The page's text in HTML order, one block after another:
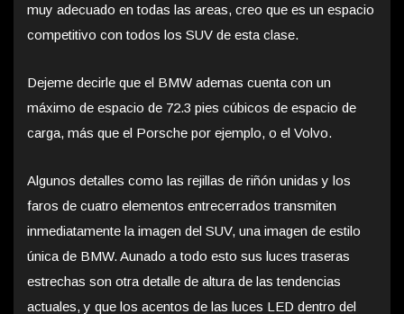
muy adecuado en todas las areas, creo que es un espacio
competitivo con todos los SUV de esta clase.
Dejeme decirle que el BMW ademas cuenta con un
máximo de espacio de 72.3 pies cúbicos de espacio de
carga, más que el Porsche por ejemplo, o el Volvo.
Algunos detalles como las rejillas de riñón unidas y los
faros de cuatro elementos entrecerrados transmiten
inmediatamente la imagen del SUV, una imagen de estilo
única de BMW. Aunado a todo esto sus luces traseras
estrechas son otra detalle de altura de las tendencias
actuales, y que los acentos de las luces LED dentro del